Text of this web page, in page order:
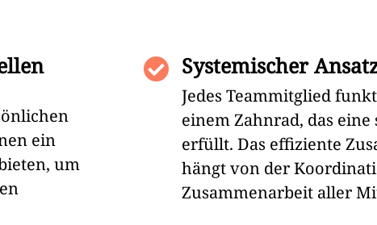
ein
um
 Systemischer
Jedes Teammitglied
einem Zahnrad, das eine
erfüllt. Das effiziente
hängt von der
Zusammenarbeit aller